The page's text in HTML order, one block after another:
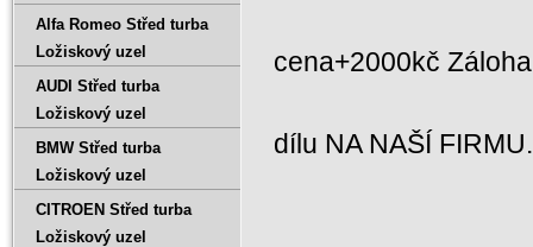
cena+2000kč
dílu NA NAŠÍ
Alfa Romeo Střed turba
Ložiskový uzel
AUDI Střed turba
Ložiskový uzel
BMW Střed turba
Ložiskový uzel
CITROEN Střed turba
Ložiskový uzel